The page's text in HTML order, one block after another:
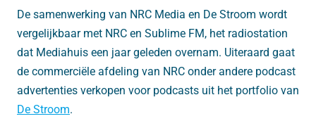
De samenwerking van NRC Media en De Stroom wordt
vergelijkbaar met NRC en Sublime FM, het radiostation
dat Mediahuis een jaar geleden overnam. Uiteraard gaat
de commerciële afdeling van NRC onder andere podcast
advertenties verkopen voor podcasts uit het portfolio van
De Stroom.